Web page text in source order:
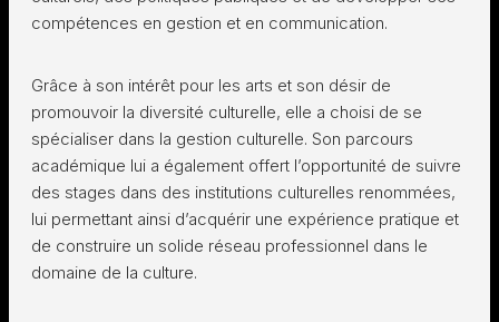
compétences en gestion et en communication.
Grâce à son intérêt pour les arts et son désir de
promouvoir la diversité culturelle, elle a choisi de se
spécialiser dans la gestion culturelle. Son parcours
académique lui a également offert l’opportunité de suivre
des stages dans des institutions culturelles renommées,
lui permettant ainsi d’acquérir une expérience pratique et
de construire un solide réseau professionnel dans le
domaine de la culture.